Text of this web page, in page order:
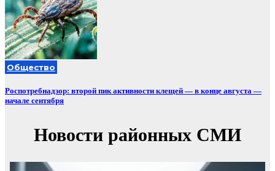
Общество
Роспотребнадзор: второй пик активности клещей — в конце августа —
начале сентября